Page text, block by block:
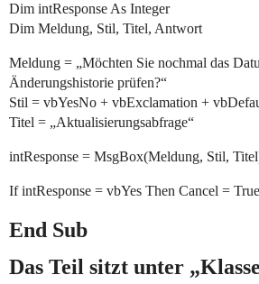
Dim intResponse As Integer
Dim Meldung, Stil, Titel, Antwort
Meldung = „Möchten Sie nochmal das
Änderungshistorie prüfen?“
Stil = vbYesNo + vbExclamation +
Titel = „Aktualisierungsabfrage“
intResponse = MsgBox(Meldung, Stil,
If intResponse = vbYes Then Cancel = True
End Sub
Das Teil sitzt unter